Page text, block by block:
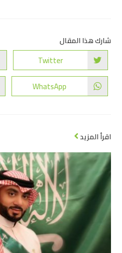
شارك هذا المقال
Twitter
WhatsApp
اقرأ المزيد